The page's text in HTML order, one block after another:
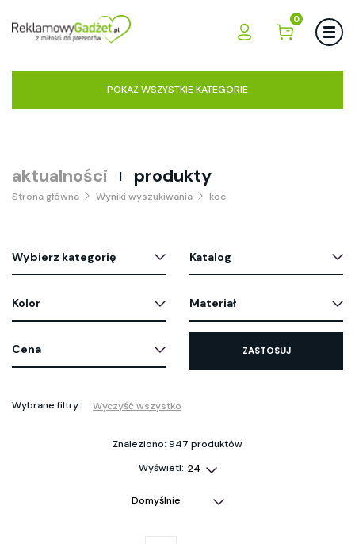
0
POKAŻ WSZYSTKIE KATEGORIE
aktualności | produkty
Strona główna Wyniki wyszukiwania koc
Wybierz kategorię Katalog
Kolor Materiał
Cena ZASTOSUJ
Wybrane filtry: Wyczyść wszystko
Znaleziono: 947 produktów
Wyświetl: